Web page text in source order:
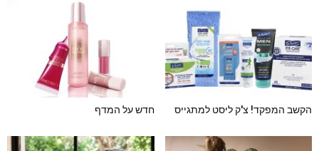
הקשב המפקד! צ'ק ליסט למתגייס חדש על המדף